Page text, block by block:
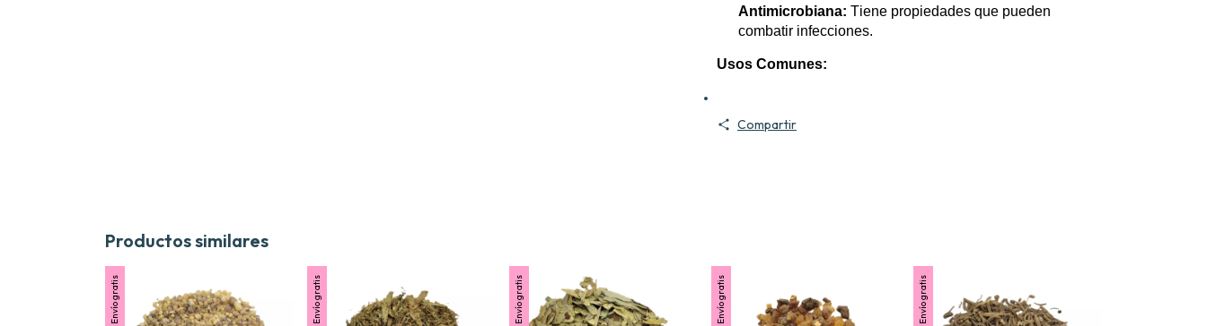
Antimicrobiana: Tiene propiedades que pueden
combatir infecciones.
Usos Comunes:
Compartir
Productos similares
Envío gratis Envío gratis Envío gratis Envío gratis Envío gratis